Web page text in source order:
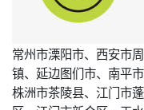
常州市溧阳市、西安市
镇、延边图们市、南平
株洲市茶陵县、江门市